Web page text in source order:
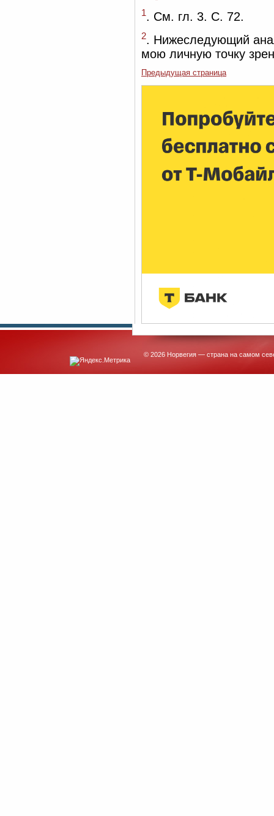
1. См. гл. 3. С. 72.
2. Нижеследующий
мою личную точку
Предыдущая страница
© 2026 Норвегия — страна на самом